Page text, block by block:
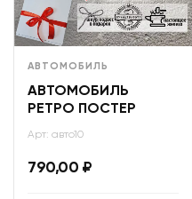
АВТОМОБИЛЬ
АВТОМОБИЛЬ
РЕТРО ПОСТЕР
Арт: авто10
790,00 ₽